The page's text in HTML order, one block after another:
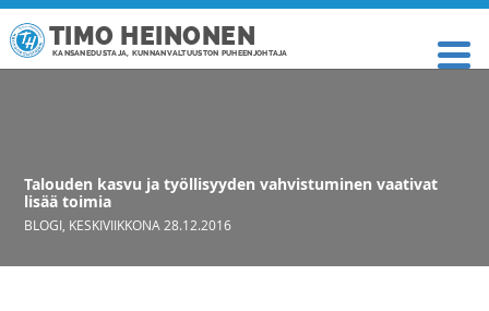
TIMO HEINONEN
KANSANEDUSTAJA, KUNNANVALTUUSTON PUHEENJOHTAJA
Talouden kasvu ja työllisyyden vahvistuminen vaativat
lisää toimia
BLOGI KESKIVIIKKONA 28.12.2016